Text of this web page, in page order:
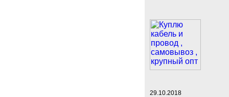
29.10.2018